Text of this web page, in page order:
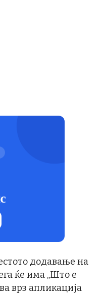
додавање на
ќе има „Што е
врз апликација